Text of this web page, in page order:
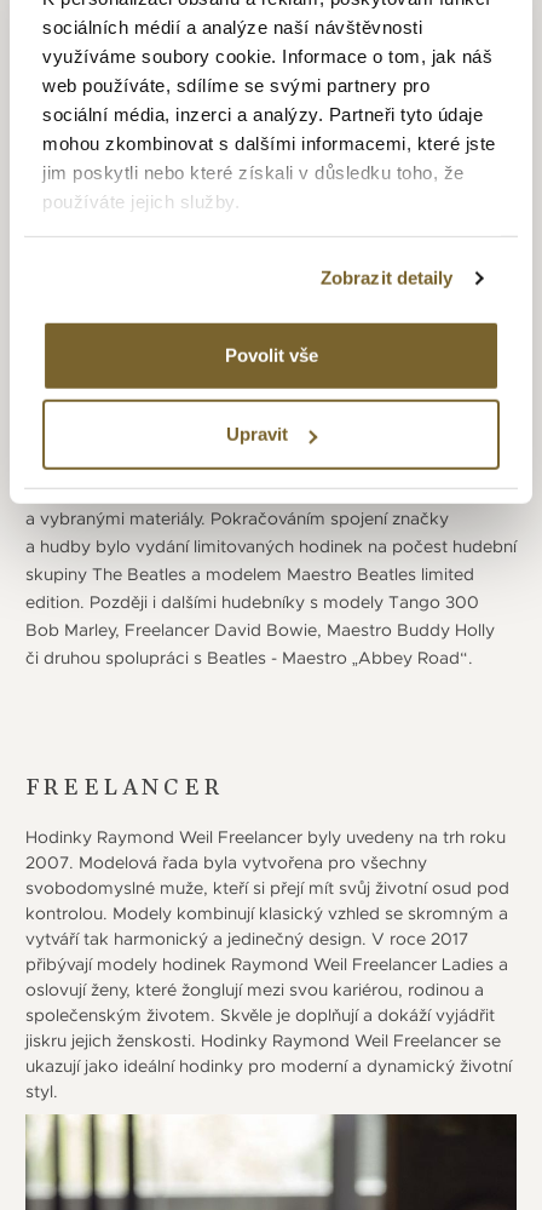
sociálních médií a analýze naší návštěvnosti
využíváme soubory cookie. Informace o tom, jak náš
web používáte, sdílíme se svými partnery pro
sociální média, inzerci a analýzy. Partneři tyto údaje
mohou zkombinovat s dalšími informacemi, které jste
jim poskytli nebo které získali v důsledku toho, že
používáte jejich služby.
Zobrazit detaily
Povolit vše
Upravit
RAYMOND WEIL
Jako jeden z mála výrobců hodinek je Raymond Weil
od svého vzniku v roce 1976 po celou dobu rodinou firmou.
Zakladatelem společnosti je pan Raymond Weil, který měl
vizi vytvářet vysoce kvalitní hodinky s originálním designem.
Jména jednotlivých modelových řad vybíral pan Weil
ze světa umění a hudby, například Toccata, Tango nebo
Amadeus vydaná v roce 1983, která je pojmenovaná podle
rakouského skladatele Amadea Mozarta. Roku 2006
ve firmě začíná pracovat již třetí generace, která dala podnět
k vzniku nových modelových řad. První je hi-tech řada
později ji doplňuje další řada – Maestro, která poprvé
ve firemní historii obsahuje indikaci fáze měsíce
u automatického strojku. Další řadou určenou výhradně
ženám je Noemia (2009), která oplývá jemnými rysy
a vybranými materiály. Pokračováním spojení značky
a hudby bylo vydání limitovaných hodinek na počest hudební
skupiny The Beatles a modelem Maestro Beatles limited
edition. Později i dalšími hudebníky s modely Tango 300
Bob Marley, Freelancer David Bowie, Maestro Buddy Holly
či druhou spolupráci s Beatles - Maestro „Abbey Road“.
FREELANCER
Hodinky Raymond Weil Freelancer byly uvedeny na trh roku
2007. Modelová řada byla vytvořena pro všechny
svobodomyslné muže, kteří si přejí mít svůj životní osud pod
kontrolou. Modely kombinují klasický vzhled se skromným a
vytváří tak harmonický a jedinečný design. V roce 2017
přibývají modely hodinek Raymond Weil Freelancer Ladies a
oslovují ženy, které žonglují mezi svou kariérou, rodinou a
společenským životem. Skvěle je doplňují a dokáží vyjádřit
jiskru jejich ženskosti. Hodinky Raymond Weil Freelancer se
ukazují jako ideální hodinky pro moderní a dynamický životní
styl.